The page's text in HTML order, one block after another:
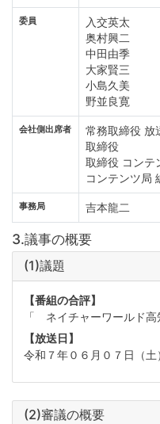
委員
入交英太
奥村興二
中田由季
大家賢三
小島久美
野並良寛
会社側出席者
常務取締役
取締
取締役
コンテンツ局
事務局 吉本龍二
3.議事の概要
(1)議題
【番組の合評】
「 ネイチャーワールド
【放送日】
令和７年０６月０７日（
(2)審議の概要